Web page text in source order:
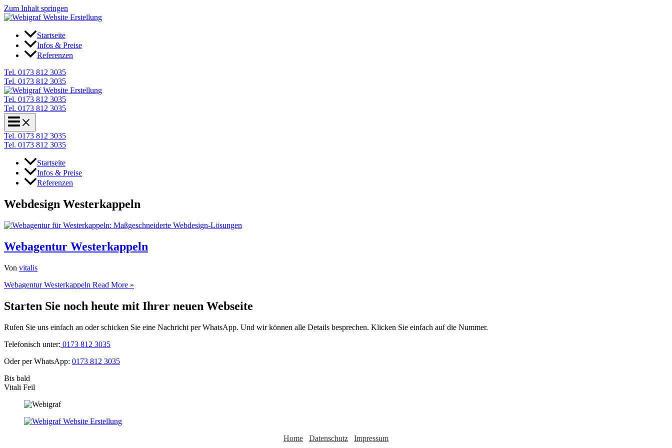
Zum Inhalt springen
Startseite
Infos & Preise
Referenzen
Tel. 0173 812 3035
Tel. 0173 812 3035
Tel. 0173 812 3035
Tel. 0173 812 3035
Tel. 0173 812 3035
Tel. 0173 812 3035
Startseite
Infos & Preise
Referenzen
Webdesign Westerkappeln
Webagentur Westerkappeln
Von vitalis
Webagentur Westerkappeln Read More »
Starten Sie noch heute mit Ihrer neuen Webseite
Rufen Sie uns einfach an oder schicken Sie eine Nachricht per WhatsApp. Und wir können alle Details besprechen. Klicken Sie einfach auf die Nummer.
Telefonisch unter: 0173 812 3035
Oder per WhatsApp: 0173 812 3035
Bis bald
Vitali Feil
Home Datenschutz Impressum